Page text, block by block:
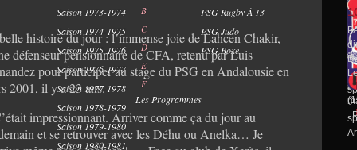
Saison 1973-1974
Saison 1974-1975
Saison 1975-1976
Saison 1976-1977
Saison 1977-1978
Saison 1978-1979
Saison 1979-1980
Saison 1980-1981
B
C
D
E
F
Les Programmes
PSG Rugby À 13
PSG Judo
PSG Boxe
histoire du jour : l’immense joie de Lahcen Chakir,
défenseur pensionnaire de CFA, retenu par Luis
pour participer au stage du PSG en Andalousie en
2001, il y a 23 ans.
impressionnant. Arriver comme ça du jour au
et se retrouver avec les Déhu ou Anelka… Je
:
: